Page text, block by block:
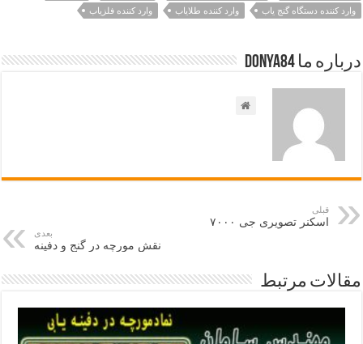
وارد کننده دستگاه گنج یاب وارد کننده طلایاب وارد کننده فلزیاب
درباره ما Donya84
قبلی
اسکنر تصویری جی ۷۰۰۰
بعدی
نقش مورچه در گنج و دفینه
مقالات مرتبط